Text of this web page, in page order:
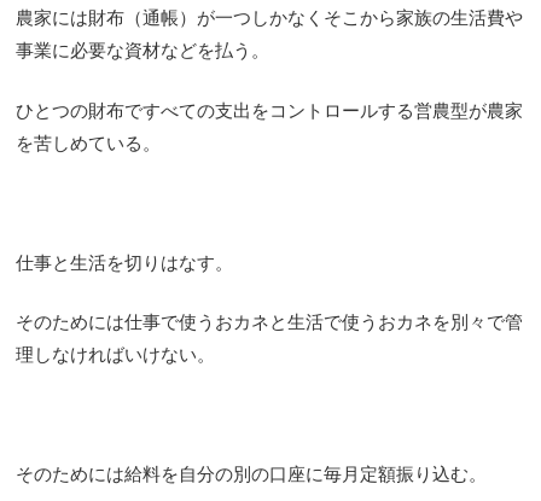
農家には財布（通帳）が一つしかなくそこから家族の生活費や
事業に必要な資材などを払う。
ひとつの財布ですべての支出をコントロールする営農型が農家
を苦しめている。
仕事と生活を切りはなす。
そのためには仕事で使うおカネと生活で使うおカネを別々で管
理しなければいけない。
そのためには給料を自分の別の口座に毎月定額振り込む。